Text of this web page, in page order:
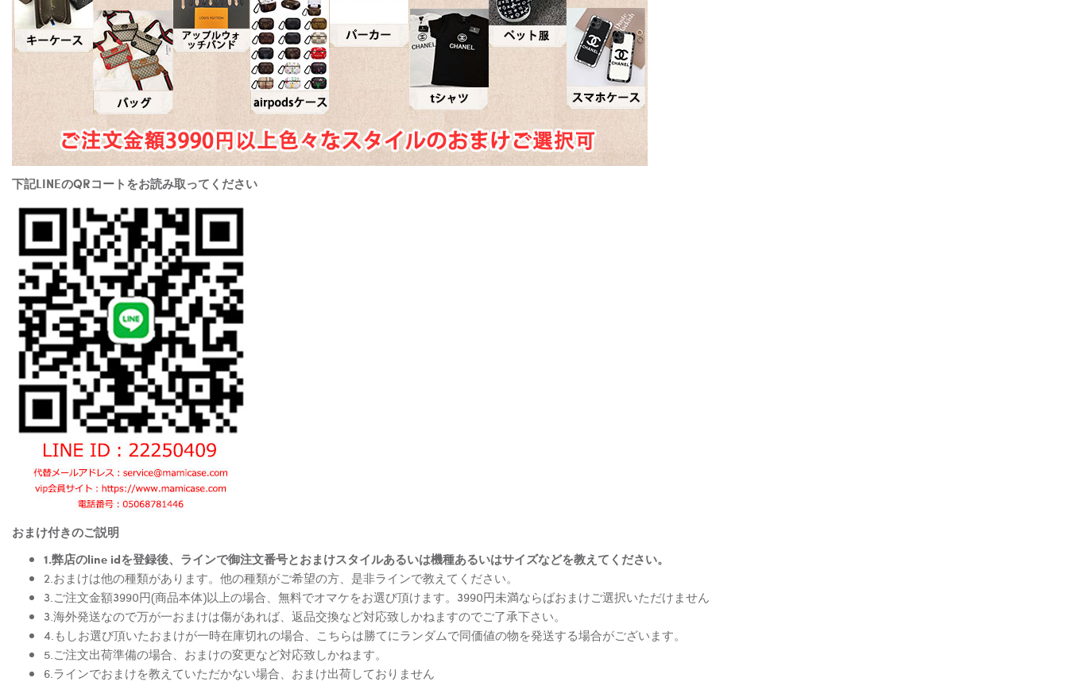
下記LINEのQRコートをお読み取ってください
おまけ付きのご説明
1.弊店のline idを登録後、ラインで御注文番号とおまけスタイルあるいは機種あるいはサイズなどを教えてください。
2.おまけは他の種類があります。他の種類がご希望の方、是非ラインで教えてください。
3.ご注文金額3990円(商品本体)以上の場合、無料でオマケをお選び頂けます。3990円未満ならばおまけご選択いただけません
3.海外発送なので万が一おまけは傷があれば、返品交換など対応致しかねますのでご了承下さい。
4.もしお選び頂いたおまけが一時在庫切れの場合、こちらは勝てにランダムで同価値の物を発送する場合がございます。
5.ご注文出荷準備の場合、おまけの変更など対応致しかねます。
6.ラインでおまけを教えていただかない場合、おまけ出荷しておりません